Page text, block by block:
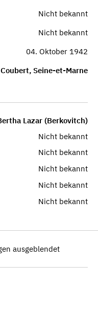
Nicht bekannt
Nicht bekannt
04. Oktober 1942
Coubert, Seine-et-Marne
Lazar (Berkovitch)
Nicht bekannt
Nicht bekannt
Nicht bekannt
Nicht bekannt
Nicht bekannt
ausgeblendet